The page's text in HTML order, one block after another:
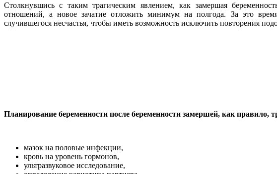
Столкнувшись с таким трагическим явлением, как замершая
отношений, а новое зачатие отложить минимум на полгода. За это
случившегося несчастья, чтобы иметь возможность исключить повторения
Планирование беременности после беременности замершей, как правило,
мазок на половые инфекции,
кровь на уровень гормонов,
ультразвуковое исследование,